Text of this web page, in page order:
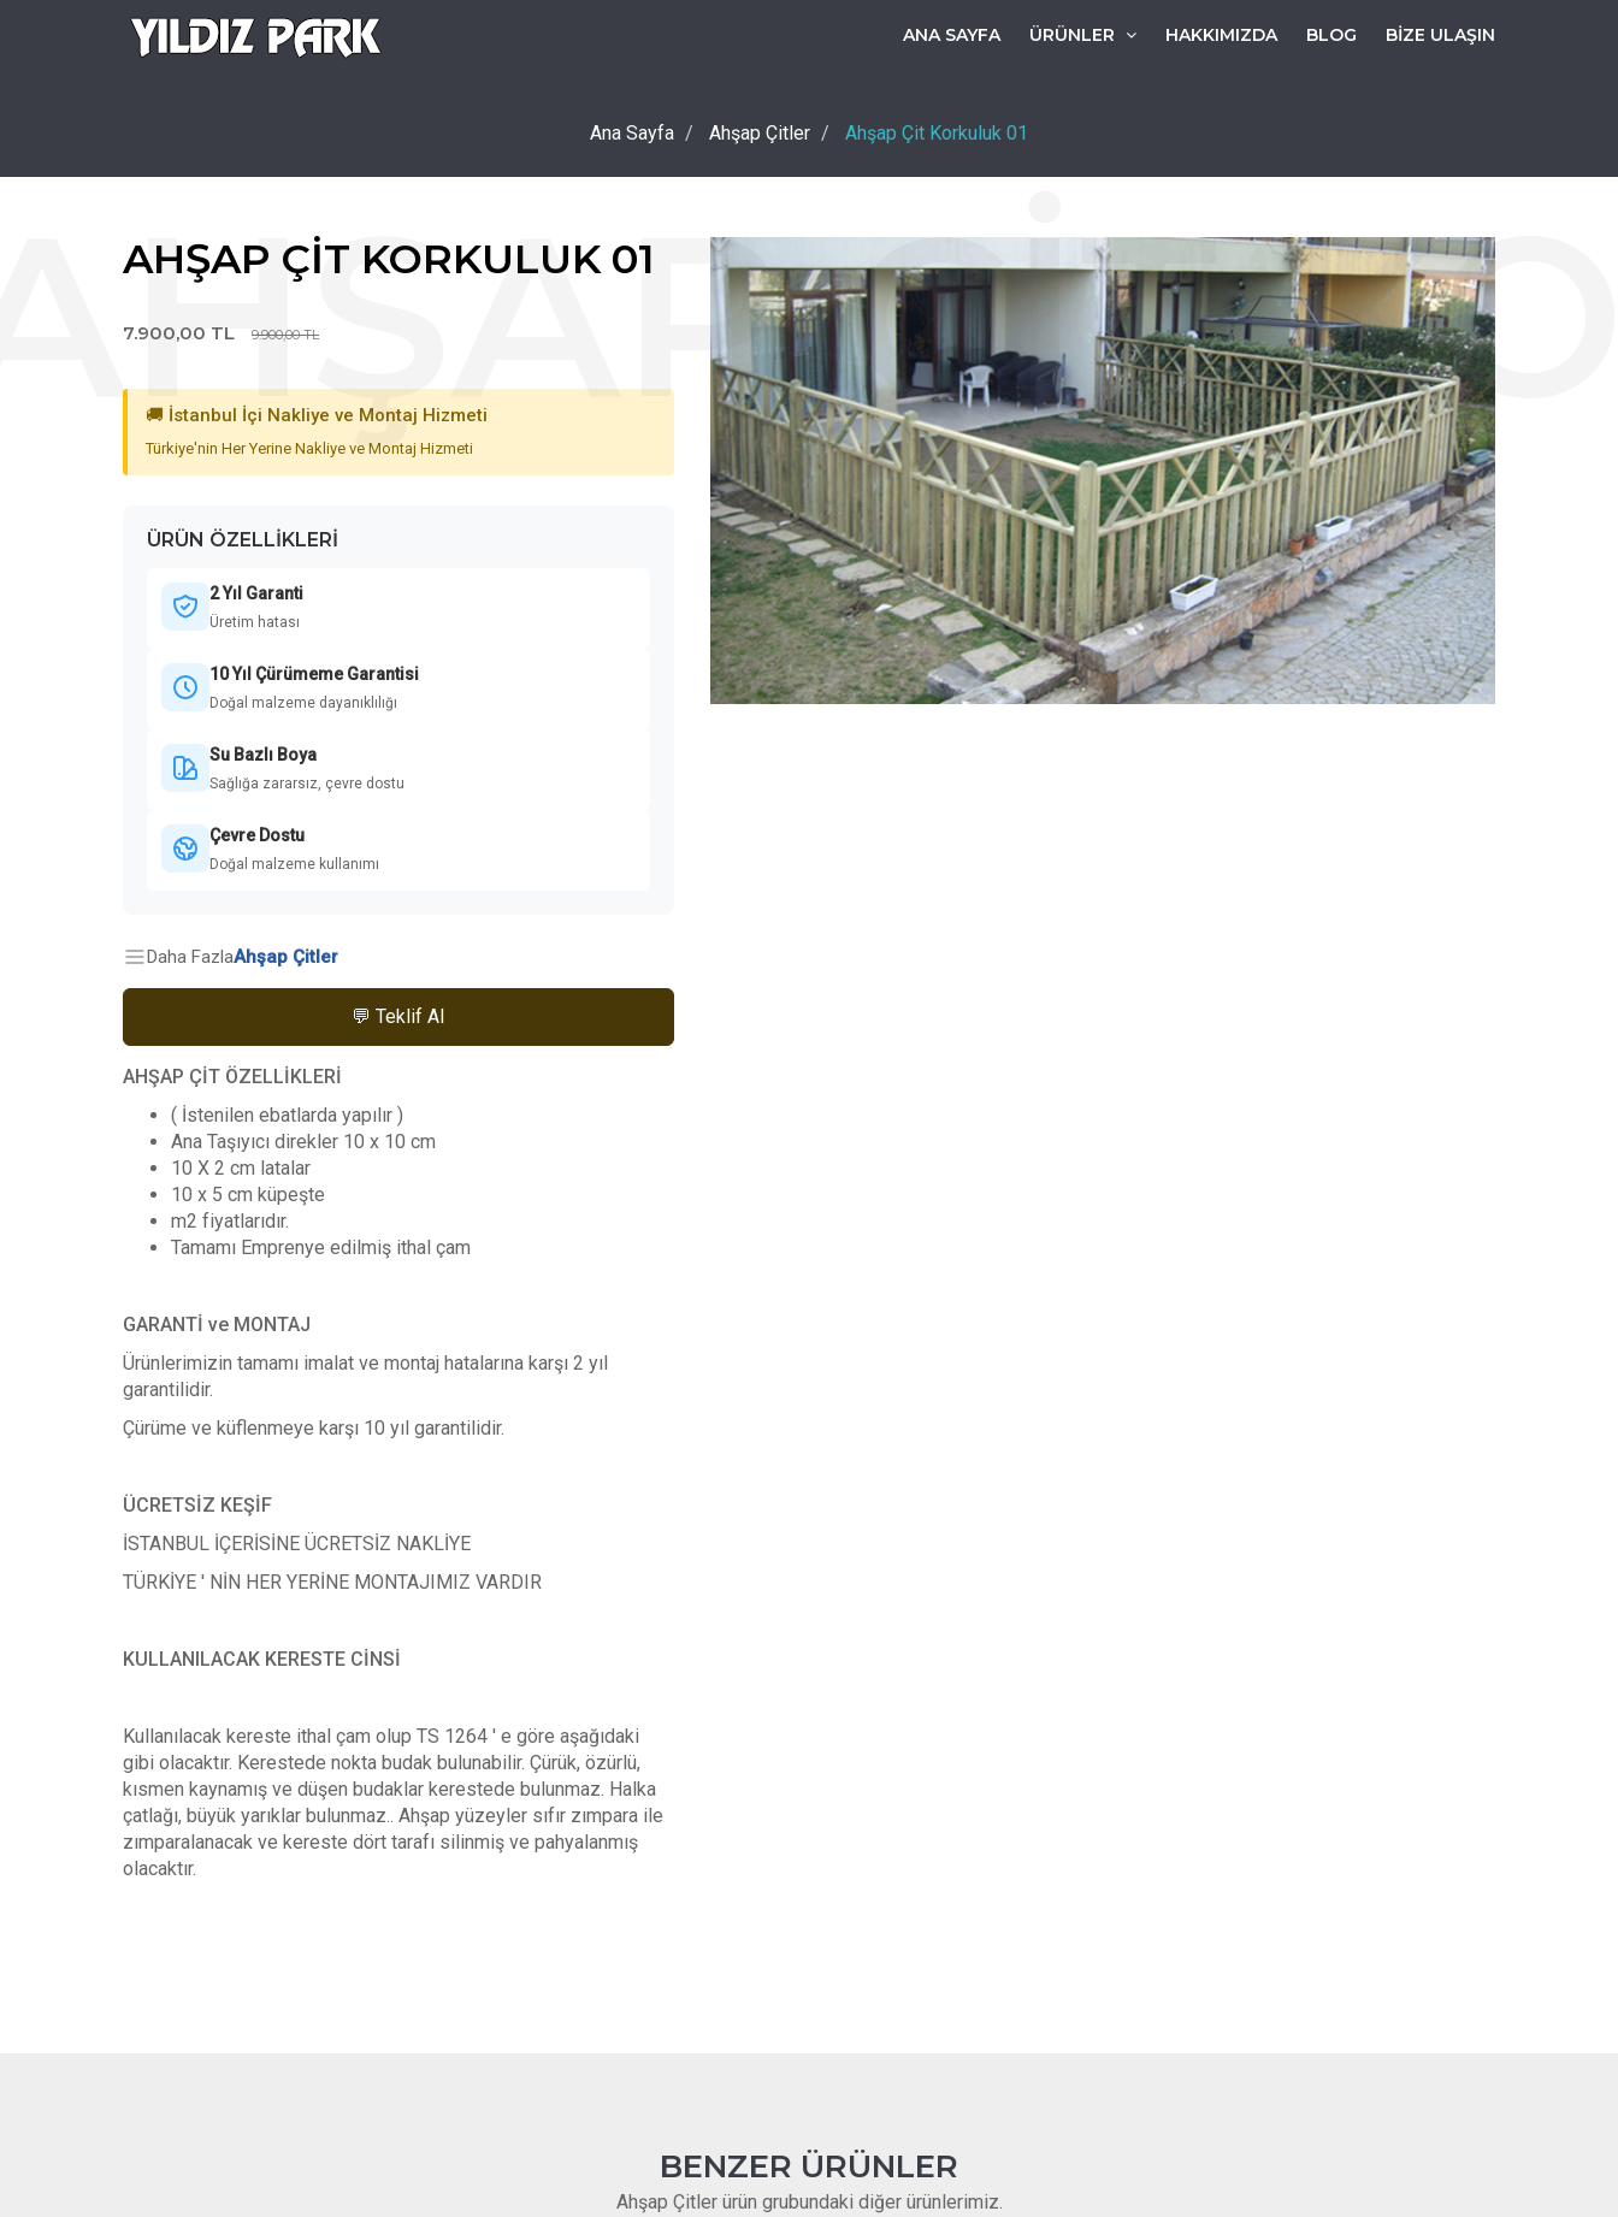
ANA SAYFA ÜRÜNLER HAKKIMIZDA BLOG BİZE ULAŞIN
Ana Sayfa Ahşap Çitler Ahşap Çit Korkuluk 01
AHŞAP ÇIT KORKULUK 01
7.900,00 TL 9.900,00 TL
🚚 İstanbul İçi Nakliye ve Montaj Hizmeti
Türkiye'nin Her Yerine Nakliye ve Montaj Hizmeti
ÜRÜN ÖZELLIKLERI
2 Yıl Garanti
Üretim hatası
10 Yıl Çürümeme Garantisi
Doğal malzeme dayanıklılığı
Su Bazlı Boya
Sağlığa zararsız, çevre dostu
Çevre Dostu
Doğal malzeme kullanımı
Daha FazlaAhşap Çitler
💬 Teklif Al
AHŞAP ÇİT ÖZELLİKLERİ
( İstenilen ebatlarda yapılır )
Ana Taşıyıcı direkler 10 x 10 cm
10 X 2 cm latalar
10 x 5 cm küpeşte
m2 fiyatlarıdır.
Tamamı Emprenye edilmiş ithal çam
GARANTİ ve MONTAJ
Ürünlerimizin tamamı imalat ve montaj hatalarına karşı 2 yıl
garantilidir.
Çürüme ve küflenmeye karşı 10 yıl garantilidir.
ÜCRETSİZ KEŞİF
İSTANBUL İÇERİSİNE ÜCRETSİZ NAKLİYE
TÜRKİYE ' NİN HER YERİNE MONTAJIMIZ VARDIR
KULLANILACAK KERESTE CİNSİ
Kullanılacak kereste ithal çam olup TS 1264 ' e göre aşağıdaki
gibi olacaktır. Kerestede nokta budak bulunabilir. Çürük, özürlü,
kısmen kaynamış ve düşen budaklar kerestede bulunmaz. Halka
çatlağı, büyük yarıklar bulunmaz.. Ahşap yüzeyler sıfır zımpara ile
zımparalanacak ve kereste dört tarafı silinmiş ve pahyalanmış
olacaktır.
BENZER ÜRÜNLER
Ahşap Çitler ürün grubundaki diğer ürünlerimiz.